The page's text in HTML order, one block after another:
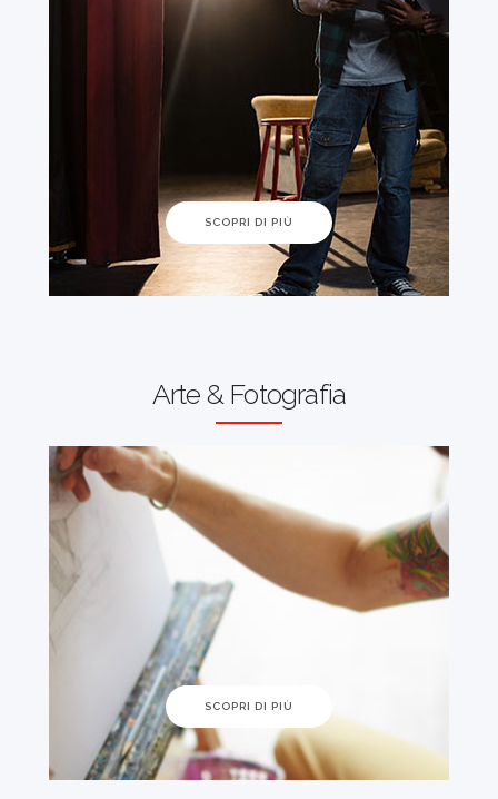
SCOPRI DI PIÙ
Arte & Fotografia
SCOPRI DI PIÙ